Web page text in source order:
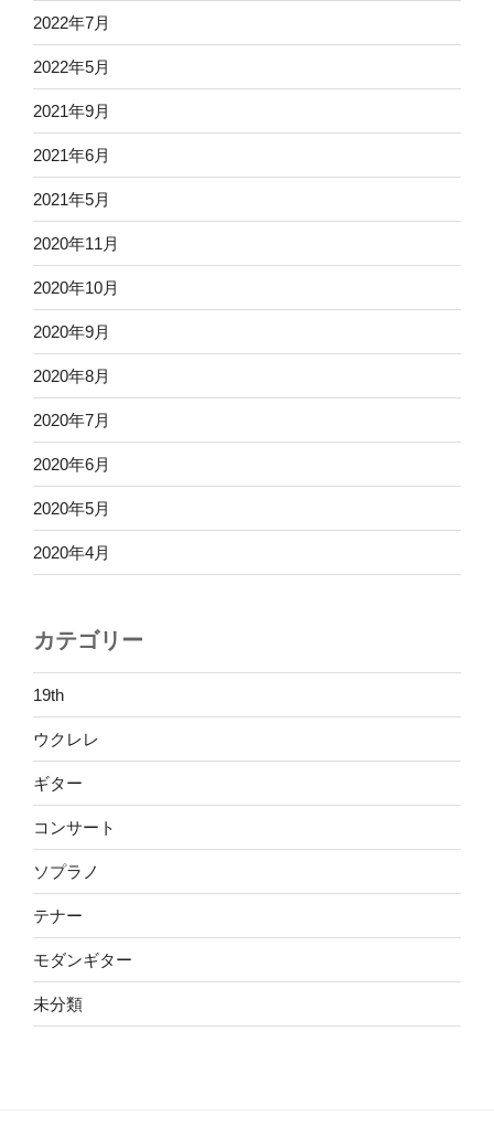
2022年7月
2022年5月
2021年9月
2021年6月
2021年5月
2020年11月
2020年10月
2020年9月
2020年8月
2020年7月
2020年6月
2020年5月
2020年4月
カテゴリー
19th
ウクレレ
ギター
コンサート
ソプラノ
テナー
モダンギター
未分類